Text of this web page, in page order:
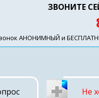
ЗВОНИТЕ
АНОНИМНЫЙ и
Не